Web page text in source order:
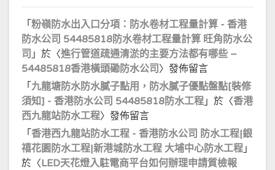
「 粉嶺防水出入口分項：防水卷材工程量計算 - 香港
防水公司 54485818防水卷材工程量計算 旺角防水公
司 」於〈進行管道疏通清淤的主要方法都有哪些 –
54485818香港橫頭磡防水公司 〉發佈留言
「 九龍塘防水防水膩子點用，防水膩子優點盤點[裝修
須知] - 香港防水公司 54485818防水工程 」於〈香港
西九龍站防水工程〉發佈留言
「 香港西九龍站防水工程 - 香港防水公司 防水工程|銀
禧花園防水工程|新港城防水工程 大埔中心防水工程 」
於〈LED天花燈入駐電商平台如何辦理申請質檢報